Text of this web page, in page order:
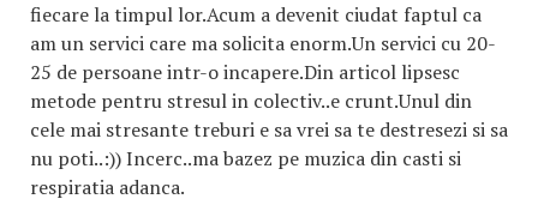
fiecare la timpul lor.Acum a devenit ciudat faptul ca
am un servici care ma solicita enorm.Un servici cu 20-
25 de persoane intr-o incapere.Din articol lipsesc
metode pentru stresul in colectiv..e crunt.Unul din
cele mai stresante treburi e sa vrei sa te destresezi si sa
nu poti..:)) Incerc..ma bazez pe muzica din casti si
respiratia adanca.